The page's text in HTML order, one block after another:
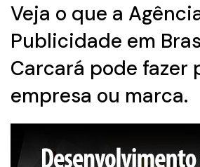
Veja o que a
Publicidade em
Carcará pode fazer
empresa ou marca.